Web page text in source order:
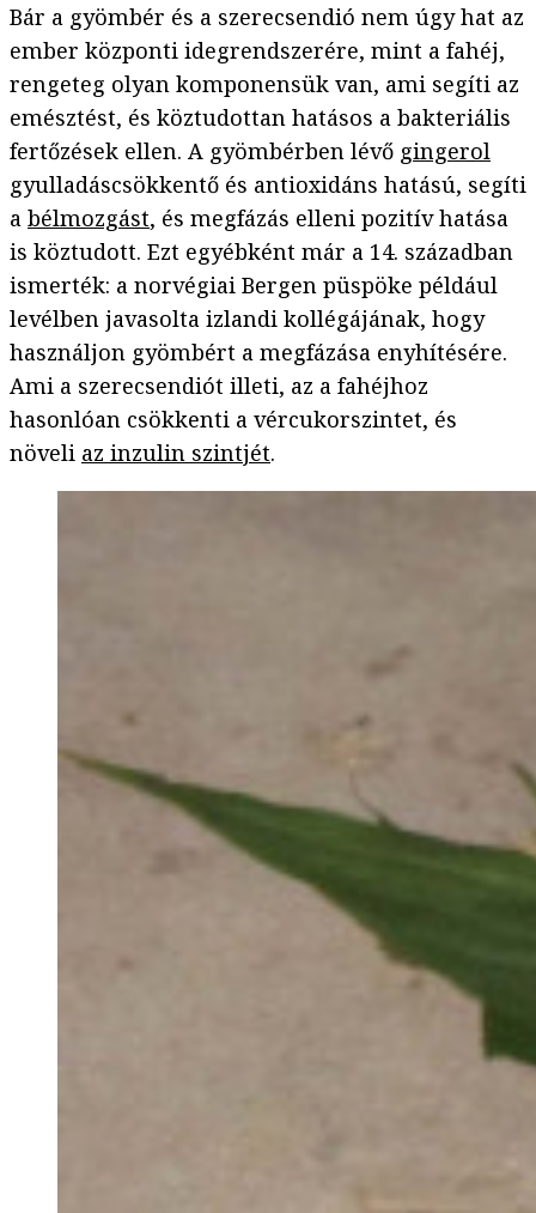
Bár a gyömbér és a szerecsendió nem úgy hat az
ember központi idegrendszerére, mint a fahéj,
rengeteg olyan komponensük van, ami segíti az
emésztést, és köztudottan hatásos a bakteriális
fertőzések ellen. A gyömbérben lévő gingerol
gyulladáscsökkentő és antioxidáns hatású, segíti
a bélmozgást, és megfázás elleni pozitív hatása
is köztudott. Ezt egyébként már a 14. században
ismerték: a norvégiai Bergen püspöke például
levélben javasolta izlandi kollégájának, hogy
használjon gyömbért a megfázása enyhítésére.
Ami a szerecsendiót illeti, az a fahéjhoz
hasonlóan csökkenti a vércukorszintet, és
növeli az inzulin szintjét.